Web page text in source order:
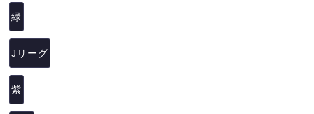
緑
Jリーグ
紫